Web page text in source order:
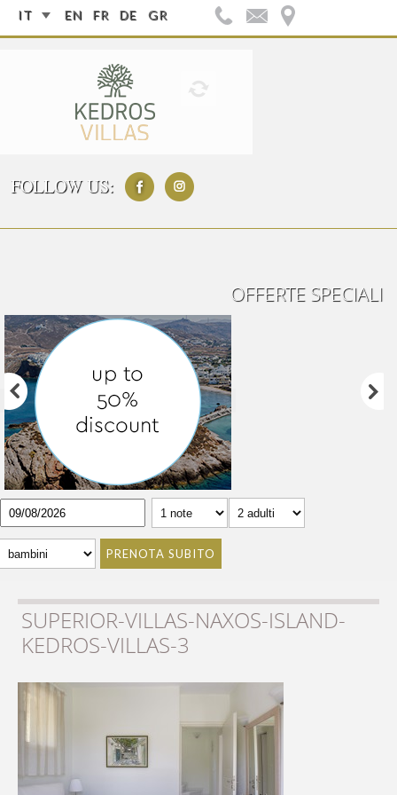
IT EN FR DE GR
FOLLOW US:
OFFERTE SPECIALI
PRENOTA SUBITO
SUPERIOR-VILLAS-NAXOS-ISLAND-
KEDROS-VILLAS-3